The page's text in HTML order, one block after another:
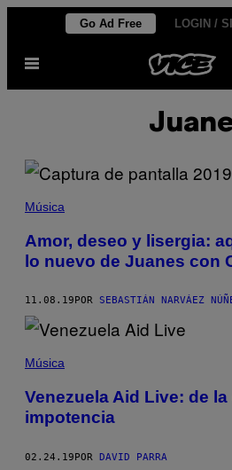
contenido
Go Ad Free LOGIN /
Abrir
Música
Amor, deseo y lisergia:
lo nuevo de Juanes con
11.08.19 POR SEBASTIÁN NARVÁEZ
Música
Venezuela Aid Live: de
impotencia
02.24.19POR DAVID PARRA